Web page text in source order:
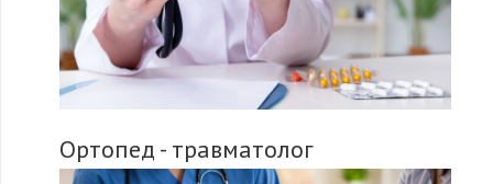
Ортопед - травматолог